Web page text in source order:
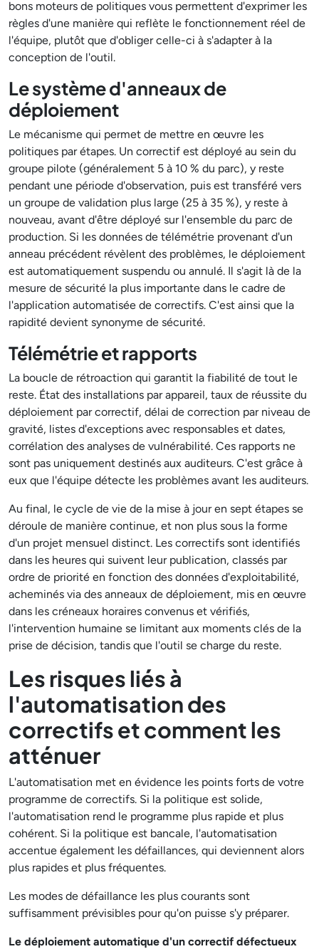
bons moteurs de politiques vous permettent d'exprimer les
règles d'une manière qui reflète le fonctionnement réel de
l'équipe, plutôt que d'obliger celle-ci à s'adapter à la
conception de l'outil.
Le système d'anneaux de
déploiement
Le mécanisme qui permet de mettre en œuvre les
politiques par étapes. Un correctif est déployé au sein du
groupe pilote (généralement 5 à 10 % du parc), y reste
pendant une période d'observation, puis est transféré vers
un groupe de validation plus large (25 à 35 %), y reste à
nouveau, avant d'être déployé sur l'ensemble du parc de
production. Si les données de télémétrie provenant d'un
anneau précédent révèlent des problèmes, le déploiement
est automatiquement suspendu ou annulé. Il s'agit là de la
mesure de sécurité la plus importante dans le cadre de
l'application automatisée de correctifs. C'est ainsi que la
rapidité devient synonyme de sécurité.
Télémétrie et rapports
La boucle de rétroaction qui garantit la fiabilité de tout le
reste. État des installations par appareil, taux de réussite du
déploiement par correctif, délai de correction par niveau de
gravité, listes d'exceptions avec responsables et dates,
corrélation des analyses de vulnérabilité. Ces rapports ne
sont pas uniquement destinés aux auditeurs. C'est grâce à
eux que l'équipe détecte les problèmes avant les auditeurs.
Au final, le cycle de vie de la mise à jour en sept étapes se
déroule de manière continue, et non plus sous la forme
d'un projet mensuel distinct. Les correctifs sont identifiés
dans les heures qui suivent leur publication, classés par
ordre de priorité en fonction des données d'exploitabilité,
acheminés via des anneaux de déploiement, mis en œuvre
dans les créneaux horaires convenus et vérifiés,
l'intervention humaine se limitant aux moments clés de la
prise de décision, tandis que l'outil se charge du reste.
Les risques liés à
l'automatisation des
correctifs et comment les
atténuer
L'automatisation met en évidence les points forts de votre
programme de correctifs. Si la politique est solide,
l'automatisation rend le programme plus rapide et plus
cohérent. Si la politique est bancale, l'automatisation
accentue également les défaillances, qui deviennent alors
plus rapides et plus fréquentes.
Les modes de défaillance les plus courants sont
suffisamment prévisibles pour qu'on puisse s'y préparer.
Le déploiement automatique d'un correctif défectueux